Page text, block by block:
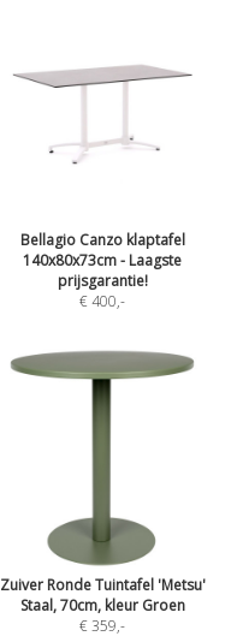
Bellagio Canzo klaptafel
140x80x73cm - Laagste
prijsgarantie!
€ 400,-
Zuiver Ronde Tuintafel 'Metsu'
Staal, 70cm, kleur Groen
€ 359,-